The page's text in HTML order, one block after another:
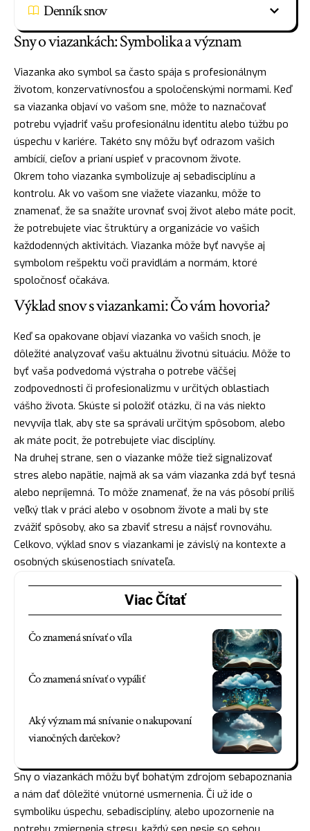
Denník snov
Sny o viazankách: Symbolika a význam
Viazanka ako symbol sa často spája s profesionálnym
životom, konzervatívnosťou a spoločenskými normami. Keď
sa viazanka objaví vo vašom sne, môže to naznačovať
potrebu vyjadriť vašu profesionálnu identitu alebo túžbu po
úspechu v kariére. Takéto sny môžu byť odrazom vašich
ambícií, cieľov a prianí uspieť v pracovnom živote.
Okrem toho viazanka symbolizuje aj sebadisciplínu a
kontrolu. Ak vo vašom sne viažete viazanku, môže to
znamenať, že sa snažíte urovnať svoj život alebo máte pocit,
že potrebujete viac štruktúry a organizácie vo vašich
každodenných aktivitách. Viazanka môže byť navyše aj
symbolom rešpektu voči pravidlám a normám, ktoré
spoločnosť očakáva.
Výklad snov s viazankami: Čo vám hovoria?
Keď sa opakovane objaví viazanka vo vašich snoch, je
dôležité analyzovať vašu aktuálnu životnú situáciu. Môže to
byť vaša podvedomá výstraha o potrebe väčšej
zodpovednosti či profesionalizmu v určitých oblastiach
vášho života. Skúste si položiť otázku, či na vás niekto
nevyvíja tlak, aby ste sa správali určitým spôsobom, alebo
ak máte pocit, že potrebujete viac disciplíny.
Na druhej strane, sen o viazanke môže tiež signalizovať
stres alebo napätie, najmä ak sa vám viazanka zdá byť tesná
alebo nepríjemná. To môže znamenať, že na vás pôsobí príliš
veľký tlak v práci alebo v osobnom živote a mali by ste
zvážiť spôsoby, ako sa zbaviť stresu a nájsť rovnováhu.
Celkovo, výklad snov s viazankami je závislý na kontexte a
osobných skúsenostiach snívateľa.
Viac Čítať
Čo znamená snívať o víla
Čo znamená snívať o vypáliť
Aký význam má snívanie o nakupovaní
vianočných darčekov?
Sny o viazankách môžu byť bohatým zdrojom sebapoznania
a nám dať dôležité vnútorné usmernenia. Či už ide o
symboliku úspechu, sebadisciplíny, alebo upozornenie na